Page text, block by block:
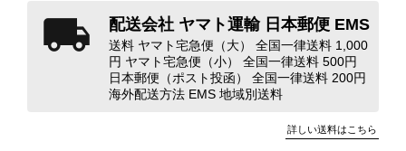
れやダメージは、写真や商品説明に反
映しております。 ご不快な思いをさ
れた中で、率直なご意見をお寄せいた
だきましたことに感謝申し上げます。
今回のご指摘を重く受け止め、まずは
商品の状態を丁寧に確認させていただ
きます。 掲載内容では分からない状
配送会社 ヤマト運輸 日本郵便 EMS
送料 ヤマト宅急便（大） 全国一律送料 1,000
円 ヤマト宅急便（小） 全国一律送料 500円
日本郵便（ポスト投函） 全国一律送料 200円
海外配送方法 EMS 地域別送料
詳しい送料はこちら